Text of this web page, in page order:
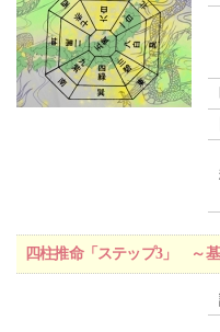
四柱推命「ステップ3」 ～